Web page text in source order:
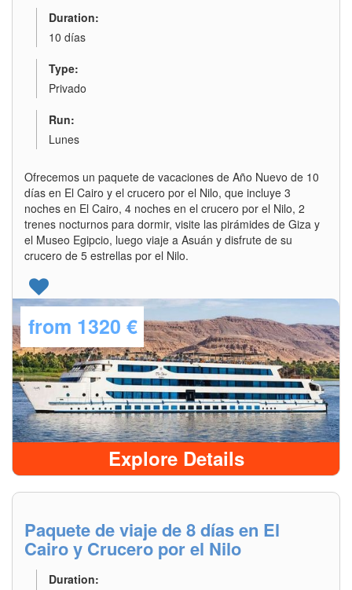
Duration:
10 días
Type:
Privado
Run:
Lunes
Ofrecemos un paquete de vacaciones de Año Nuevo de 10
días en El Cairo y el crucero por el Nilo, que incluye 3
noches en El Cairo, 4 noches en el crucero por el Nilo, 2
trenes nocturnos para dormir, visite las pirámides de Giza y
el Museo Egipcio, luego viaje a Asuán y disfrute de su
crucero de 5 estrellas por el Nilo.
from 1320 €
Explore Details
Paquete de viaje de 8 días en El
Cairo y Crucero por el Nilo
Duration: